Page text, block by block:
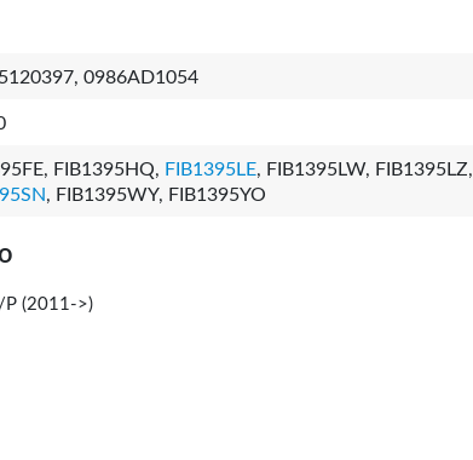
0986AD1054
FIB1395HQ, FIB1395LE, FIB1395LW, FIB1395LZ,
, FIB1395WY, FIB1395YO
P (2011->)